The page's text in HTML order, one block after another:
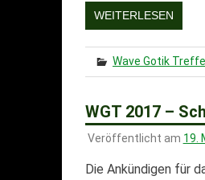
WEITERLESEN
Wave Gotik
WGT 2017 –
Veröffentlicht am 19.
Die Ankündigen für